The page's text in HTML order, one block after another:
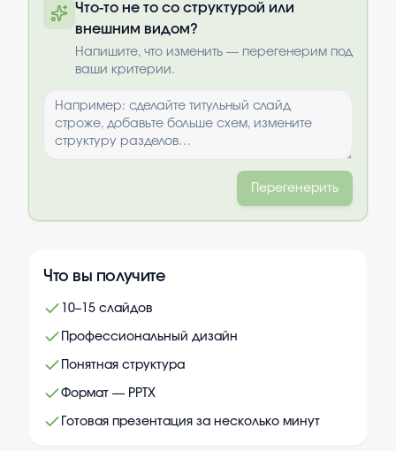
по почте после оплаты
Что-то не то со структурой или
внешним видом?
Напишите, что изменить — перегенерим под
ваши критерии.
Перегенерить
Что вы получите
10–15 слайдов
Профессиональный дизайн
Понятная структура
Формат — PPTX
Готовая презентация за несколько минут